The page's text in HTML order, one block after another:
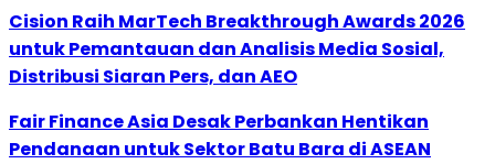
Cision Raih MarTech Breakthrough Awards 2026
untuk Pemantauan dan Analisis Media Sosial,
Distribusi Siaran Pers, dan AEO
Fair Finance Asia Desak Perbankan Hentikan
Pendanaan untuk Sektor Batu Bara di ASEAN